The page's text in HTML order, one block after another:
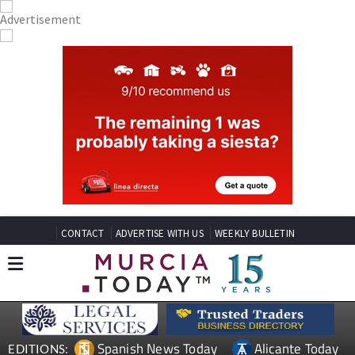
CONTACT ADVERTISE WITH US WEEKLY BULLETIN
EDITIONS: Spanish News Today Alicante Today